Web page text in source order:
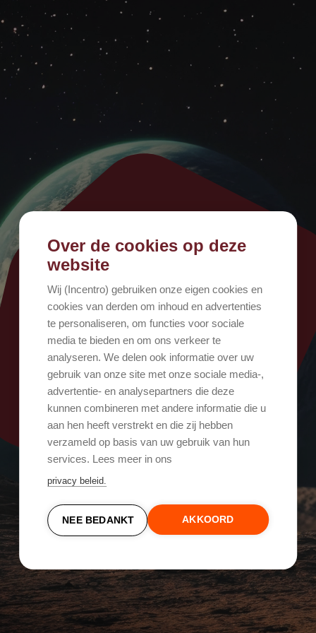
500
Oops, er ging iets mis!
Probeer het opnieuw
Over de cookies op deze
website
Wij (Incentro) gebruiken onze eigen cookies en
cookies van derden om inhoud en advertenties
te personaliseren, om functies voor sociale
media te bieden en om ons verkeer te
analyseren. We delen ook informatie over uw
gebruik van onze site met onze sociale media-,
advertentie- en analysepartners die deze
kunnen combineren met andere informatie die u
aan hen heeft verstrekt en die zij hebben
verzameld op basis van uw gebruik van hun
services. Lees meer in ons
privacy beleid.
NEE BEDANKT AKKOORD